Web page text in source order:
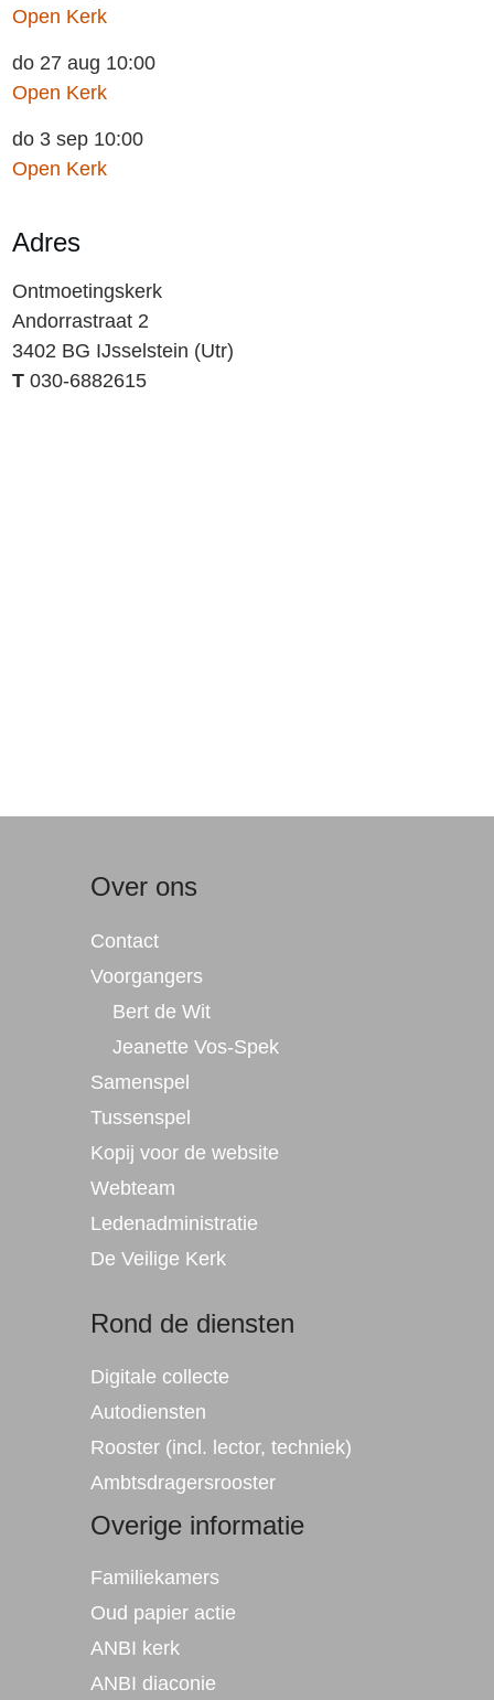
Open Kerk
do 27 aug 10:00
Open Kerk
do 3 sep 10:00
Open Kerk
Adres
Ontmoetingskerk
Andorrastraat 2
3402 BG IJsselstein (Utr)
T 030-6882615
Over ons
Contact
Voorgangers
Bert de Wit
Jeanette Vos-Spek
Samenspel
Tussenspel
Kopij voor de website
Webteam
Ledenadministratie
DeVeilige Kerk
Rond de diensten
Digitale collecte
Autodiensten
Rooster (incl. lector, techniek)
Ambtsdragersrooster
Overige informatie
Familiekamers
Oud papier actie
ANBI kerk
ANBI diaconie